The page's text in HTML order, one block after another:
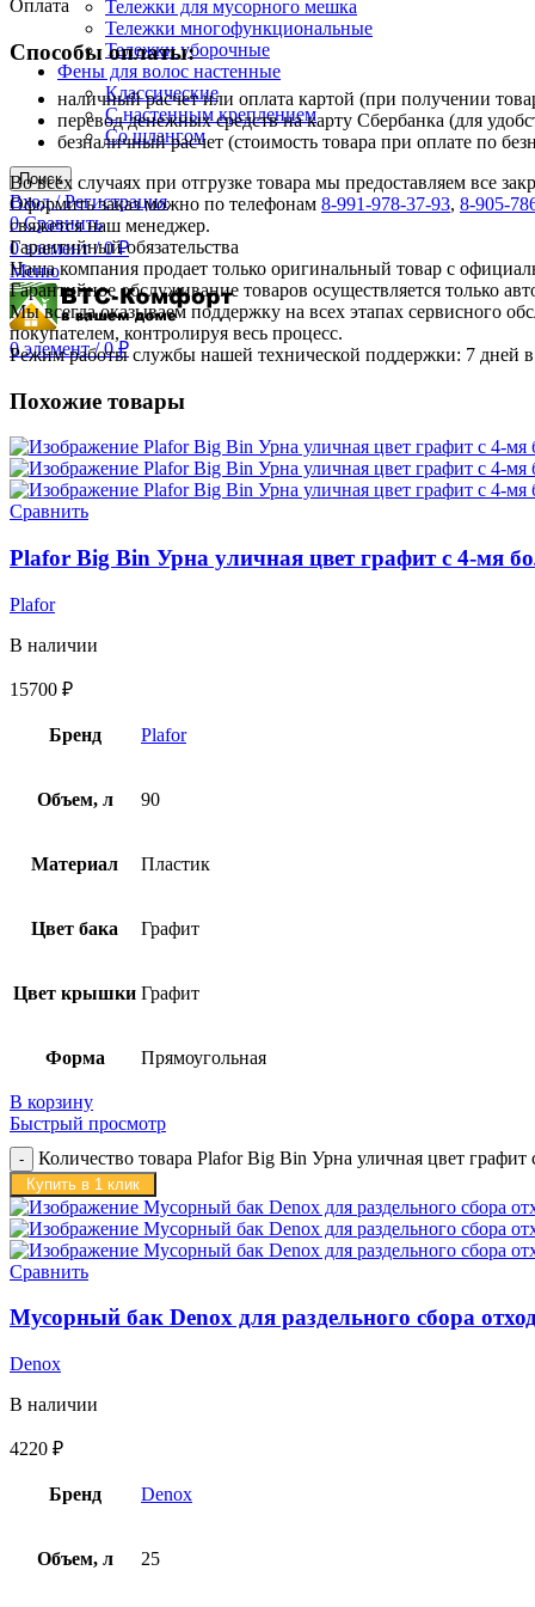
Тележки для мусорного мешка
Тележки многофункциональные
Тележки уборочные
Фены для волос настенные
Классические
С настенным креплением
Со шлангом
Поиск
Вход / Регистрация
0 Сравнить
0элемент / 0₽
Меню
0элемент / 0₽
Оплата
Способы оплаты:
наличный расчет или оплата картой (при получении
перевод денежных средств на карту Сбербанка (для
безналичный расчет (стоимость товара при оплате по
Во всех случаях при отгрузке товара мы предоставляем все
Оформить заказ можно по телефонам 8-991-978-37-93, 8-905-
свяжется наш менеджер.
Гарантийный обязательства
Наша компания продает только оригинальный товар с
Гарантийное обслуживание товаров осуществляется только
Мы всегда оказываем поддержку на всех этапах сервисного
покупателем, контролируя весь процесс.
Режим работы службы нашей технической поддержки: 7 дней
Похожие товары
Сравнить
Plafor Big Bin Урна уличная цвет графит c 4-мя
Plafor
В наличии
15700 ₽
Бренд Plafor
Объем, л 90
Материал Пластик
Цвет бака Графит
Цвет крышки Графит
Форма Прямоугольная
В корзину
Быстрый просмотр
Количество товара Plafor Big Bin Урна уличная цвет
Купить в 1 клик
Сравнить
Мусорный бак Denox для раздельного сбора
Denox
В наличии
4220 ₽
Бренд Denox
Объем, л 25